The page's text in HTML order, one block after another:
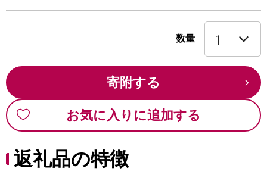
数量
寄附する
お気に入りに追加する
返礼品の特徴